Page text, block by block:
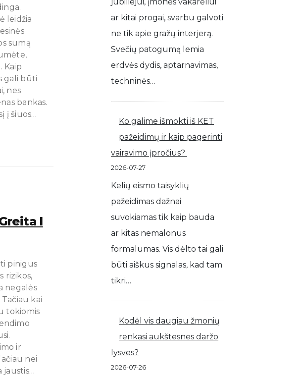
leidžia
sumą
Kaip
gali būti
nes
bankas.
į šiuos…
I
pinigus
rizikos,
negalės
kai
tokiomis
ir
nei
jaustis…
ar kitai progai, svarbu galvoti
ne tik apie gražų interjerą.
Svečių patogumą lemia
erdvės dydis, aptarnavimas,
techninės…
Ko galime išmokti iš KET
pažeidimų ir kaip pagerinti
vairavimo įpročius?
2026-07-27
Kelių eismo taisyklių
pažeidimas dažnai
suvokiamas tik kaip bauda
ar kitas nemalonus
formalumas. Vis dėlto tai gali
būti aiškus signalas, kad tam
tikri…
Kodėl vis daugiau žmonių
renkasi aukštesnes daržo
lysves?
2026-07-26